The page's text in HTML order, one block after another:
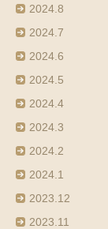
2024.8
2024.7
2024.6
2024.5
2024.4
2024.3
2024.2
2024.1
2023.12
2023.11